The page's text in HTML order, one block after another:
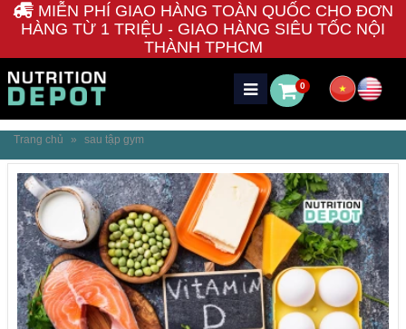
MIỄN PHÍ GIAO HÀNG TOÀN QUỐC CHO ĐƠN
HÀNG TỪ 1 TRIỆU - GIAO HÀNG SIÊU TỐC NỘI
THÀNH TPHCM
0
Trang chủ » sau tập gym